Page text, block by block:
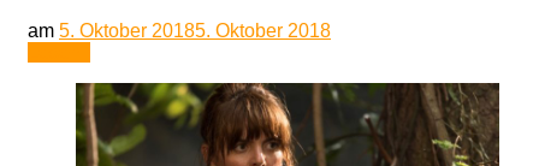
am 5. Oktober 20185. Oktober 2018